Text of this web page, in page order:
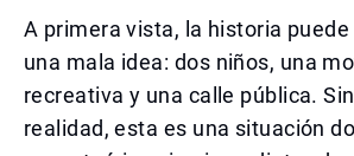
A primera vista, la historia puede
una mala idea: dos niños, una
recreativa y una calle pública.
realidad, esta es una situación